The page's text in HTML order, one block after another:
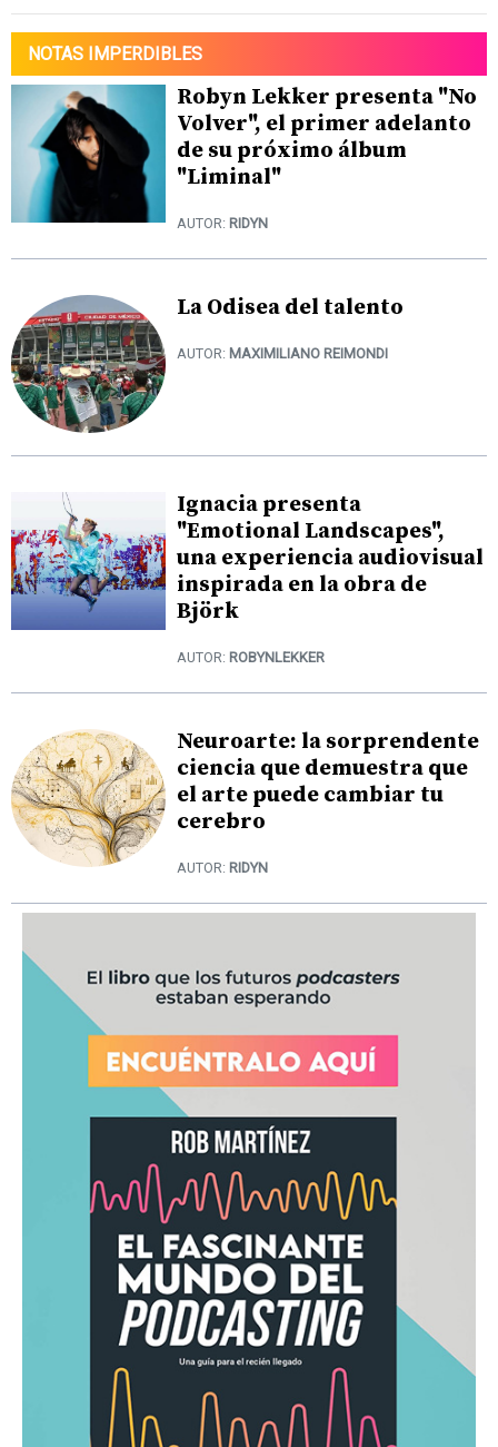
NOTAS IMPERDIBLES
Robyn Lekker presenta "No
Volver", el primer adelanto
de su próximo álbum
"Liminal"
AUTOR: RIDYN
La Odisea del talento
AUTOR: MAXIMILIANO REIMONDI
Ignacia presenta
"Emotional Landscapes",
una experiencia audiovisual
inspirada en la obra de
Björk
AUTOR: ROBYNLEKKER
Neuroarte: la sorprendente
ciencia que demuestra que
el arte puede cambiar tu
cerebro
AUTOR: RIDYN